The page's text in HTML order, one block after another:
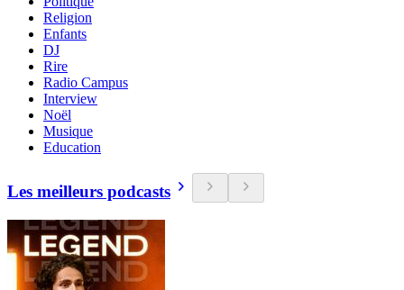
Religion
Enfants
DJ
Rire
Radio Campus
Interview
Noël
Musique
Education
Les meilleurs podcasts